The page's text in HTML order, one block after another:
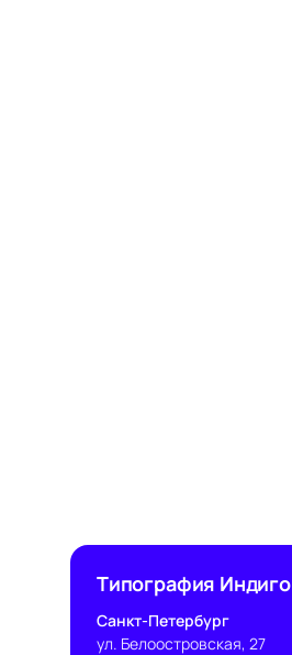
Типография Индиго
Санкт-Петербург
ул. Белоостровская, 27